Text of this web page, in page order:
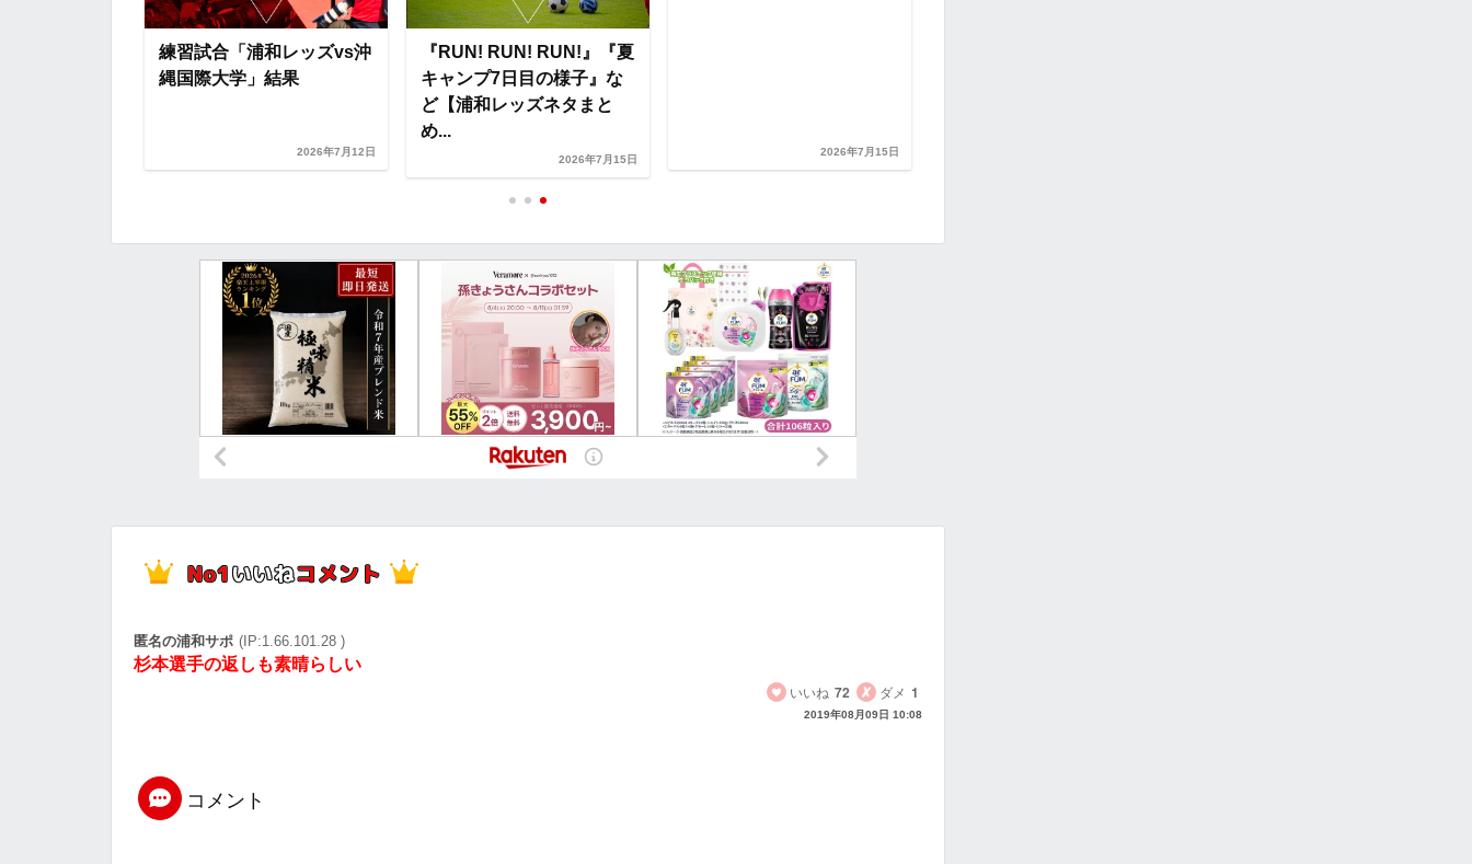
練習試合「浦和レッズvs沖
縄国際大学」結果
2026年7月12日
『RUN! RUN! RUN!』『夏
キャンプ7日目の様子』な
ど【浦和レッズネタまと
め...
2026年7月15日
2026年7月15日
匿名の浦和サポ (IP:1.66.101.28 )
杉本選手の返しも素晴らしい
いいね 72 ダメ 1
2019年08月09日 10:08
コメント